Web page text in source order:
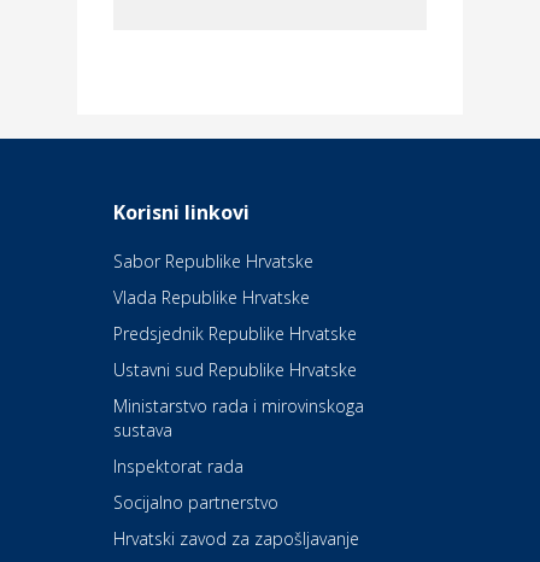
Daruvarske toplice – ljekovita
Kultura i edukacija
Kazalište Kerempuh
Kultura i edukacija
Kazalište ZKM
Auto-moto i tehnika
Korisni linkovi
Sabor Republike Hrvatske
Vlada Republike Hrvatske
Predsjednik Republike Hrvatske
Ustavni sud Republike Hrvatske
Ministarstvo rada i mirovinskoga
sustava
Inspektorat rada
Socijalno partnerstvo
Hrvatski zavod za zapošljavanje